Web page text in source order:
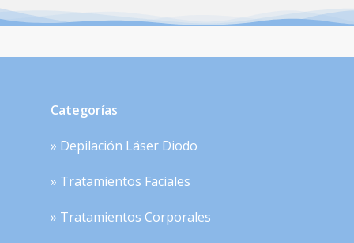
Categorías
» Depilación Láser Diodo
» Tratamientos Faciales
» Tratamientos Corporales